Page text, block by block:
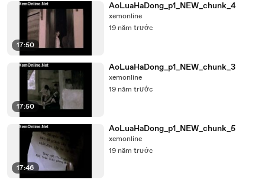
17:50
AoLuaHaDong_p1_NEW_chunk_4
xemonline
19 năm trước
17:50
AoLuaHaDong_p1_NEW_chunk_3
xemonline
19 năm trước
17:46
AoLuaHaDong_p1_NEW_chunk_5
xemonline
19 năm trước